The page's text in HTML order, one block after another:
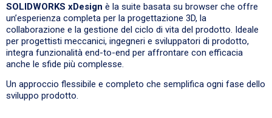
SOLIDWORKS xDesign è la suite basata su browser che offre
un’esperienza completa per la progettazione 3D, la
collaborazione e la gestione del ciclo di vita del prodotto. Ideale
per progettisti meccanici, ingegneri e sviluppatori di prodotto,
integra funzionalità end-to-end per affrontare con efficacia
anche le sfide più complesse.
Un approccio flessibile e completo che semplifica ogni fase dello
sviluppo prodotto.